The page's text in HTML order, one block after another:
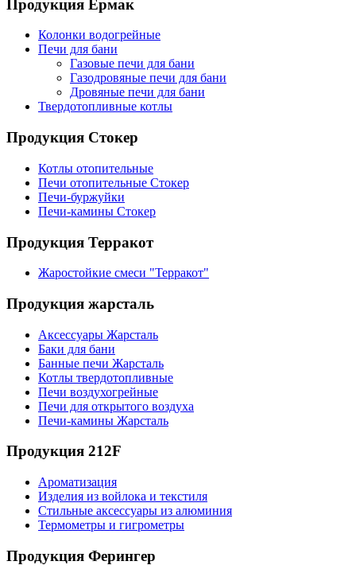
Продукция Ермак
Колонки водогрейные
Печи для бани
Газовые печи для бани
Газодровяные печи для бани
Дровяные печи для бани
Твердотопливные котлы
Продукция Стокер
Котлы отопительные
Печи отопительные Стокер
Печи-буржуйки
Печи-камины Стокер
Продукция Терракот
Жаростойкие смеси "Терракот"
Продукция жарсталь
Аксессуары Жарсталь
Баки для бани
Банные печи Жарсталь
Котлы твердотопливные
Печи воздухогрейные
Печи для открытого воздуха
Печи-камины Жарсталь
Продукция 212F
Ароматизация
Изделия из войлока и текстиля
Стильные аксессуары из алюминия
Термометры и гигрометры
Продукция Ферингер